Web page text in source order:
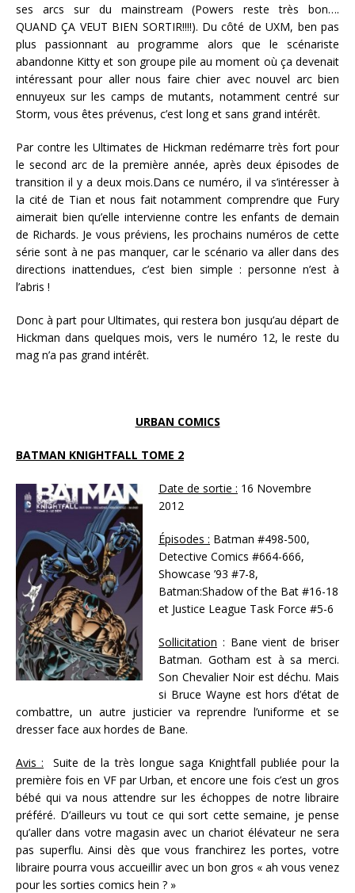
ses arcs sur du mainstream (Powers reste très bon….
QUAND ÇA VEUT BIEN SORTIR!!!!). Du côté de UXM, ben pas
plus passionnant au programme alors que le scénariste
abandonne Kitty et son groupe pile au moment où ça devenait
intéressant pour aller nous faire chier avec nouvel arc bien
ennuyeux sur les camps de mutants, notamment centré sur
Storm, vous êtes prévenus, c’est long et sans grand intérêt.
Par contre les Ultimates de Hickman redémarre très fort pour
le second arc de la première année, après deux épisodes de
transition il y a deux mois.Dans ce numéro, il va s’intéresser à
la cité de Tian et nous fait notamment comprendre que Fury
aimerait bien qu’elle intervienne contre les enfants de demain
de Richards. Je vous préviens, les prochains numéros de cette
série sont à ne pas manquer, car le scénario va aller dans des
directions inattendues, c’est bien simple : personne n’est à
l’abris !
Donc à part pour Ultimates, qui restera bon jusqu’au départ de
Hickman dans quelques mois, vers le numéro 12, le reste du
mag n’a pas grand intérêt.
URBAN COMICS
BATMAN KNIGHTFALL TOME 2
Date de sortie : 16 Novembre
2012
Épisodes : Batman #498-500,
Detective Comics #664-666,
Showcase ’93 #7-8,
Batman:Shadow of the Bat #16-18
et Justice League Task Force #5-6
Sollicitation : Bane vient de briser
Batman. Gotham est à sa merci.
Son Chevalier Noir est déchu. Mais
si Bruce Wayne est hors d’état de
combattre, un autre justicier va reprendre l’uniforme et se
dresser face aux hordes de Bane.
Avis : Suite de la très longue saga Knightfall publiée pour la
première fois en VF par Urban, et encore une fois c’est un gros
bébé qui va nous attendre sur les échoppes de notre libraire
préféré. D’ailleurs vu tout ce qui sort cette semaine, je pense
qu’aller dans votre magasin avec un chariot élévateur ne sera
pas superflu. Ainsi dès que vous franchirez les portes, votre
libraire pourra vous accueillir avec un bon gros « ah vous venez
pour les sorties comics hein ? »